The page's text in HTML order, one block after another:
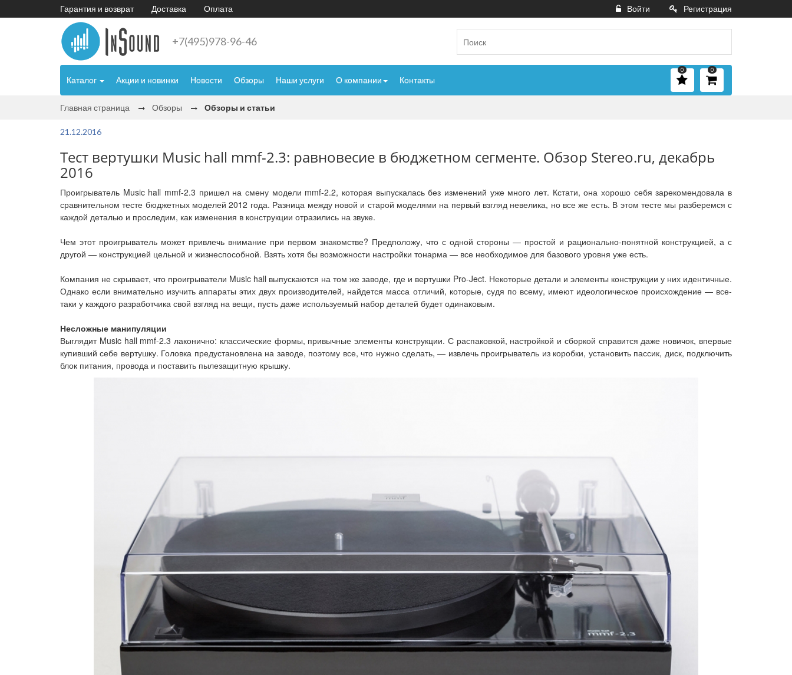
Гарантия и возврат Доставка Оплата Войти Регистрация
+7(495)978-96-46
Каталог Акции и новинки Новости Обзоры Наши услуги О компании Контакты
0
0
Главная страница Обзоры Обзоры и статьи
21.12.2016
Тест вертушки Music hall mmf-2.3: равновесие в бюджетном сегменте. Обзор Stereo.ru, декабрь
2016
Проигрыватель Music hall mmf-2.3 пришел на смену модели mmf-2.2, которая выпускалась без изменений уже много лет. Кстати, она хорошо себя зарекомендовала в
сравнительном тесте бюджетных моделей 2012 года. Разница между новой и старой моделями на первый взгляд невелика, но все же есть. В этом тесте мы разберемся с
каждой деталью и проследим, как изменения в конструкции отразились на звуке.
Чем этот проигрыватель может привлечь внимание при первом знакомстве? Предположу, что с одной стороны — простой и рационально-понятной конструкцией, а с
другой — конструкцией цельной и жизнеспособной. Взять хотя бы возможности настройки тонарма — все необходимое для базового уровня уже есть.
Компания не скрывает, что проигрыватели Music hall выпускаются на том же заводе, где и вертушки Pro-Ject. Некоторые детали и элементы конструкции у них идентичные.
Однако если внимательно изучить аппараты этих двух производителей, найдется масса отличий, которые, судя по всему, имеют идеологическое происхождение — все-
таки у каждого разработчика свой взгляд на вещи, пусть даже используемый набор деталей будет одинаковым.
Несложные манипуляции
Выглядит Music hall mmf-2.3 лаконично: классические формы, привычные элементы конструкции. С распаковкой, настройкой и сборкой справится даже новичок, впервые
купивший себе вертушку. Головка предустановлена на заводе, поэтому все, что нужно сделать, — извлечь проигрыватель из коробки, установить пассик, диск, подключить
блок питания, провода и поставить пылезащитную крышку.